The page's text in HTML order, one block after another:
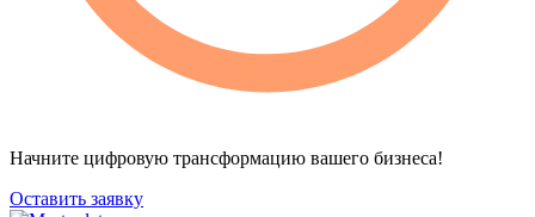
Начните цифровую трансформацию вашего бизнеса!
Оставить заявку